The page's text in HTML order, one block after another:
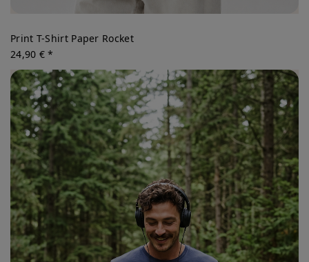
Print T-Shirt Paper Rocket
24,90 € *